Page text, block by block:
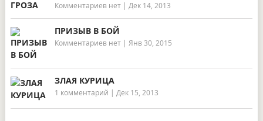
Комментариев нет| Дек 14, 2013
ПРИЗЫВ В БОЙ
Комментариев нет| Янв 30, 2015
ЗЛАЯ КУРИЦА
1 комментарий | Дек 15, 2013